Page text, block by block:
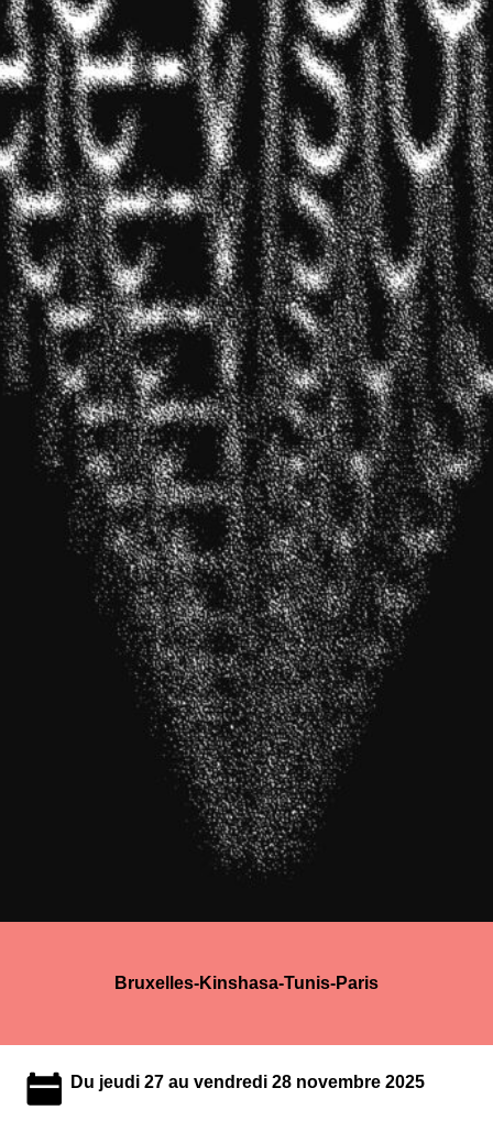
Bruxelles-Kinshasa-Tunis-Paris
Du jeudi 27 au vendredi 28 novembre 2025